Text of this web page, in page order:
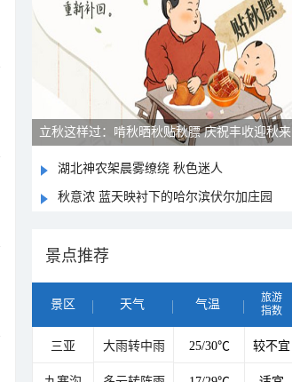
立秋这样过：啃秋晒秋贴秋膘 庆祝丰收迎秋来
湖北神农架晨雾缭绕 秋色迷人
秋意浓 蓝天映衬下的哈尔滨伏尔加庄园
景点推荐
景区 天气 气温
旅游
指数
三亚 大雨转中雨 25/30℃ 较不宜